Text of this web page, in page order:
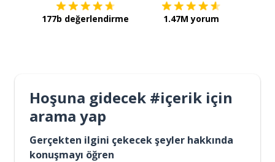
177b değerlendirme 1.47M yorum
Hoşuna gidecek #içerik için
arama yap
Gerçekten ilgini çekecek şeyler hakkında
konuşmayı öğren